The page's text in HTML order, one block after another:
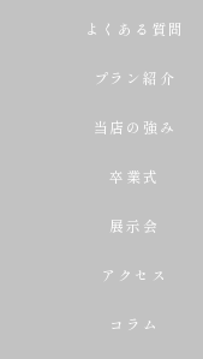
よくある質問
プラン紹介
当店の強み
卒業式
展示会
アクセス
コラム